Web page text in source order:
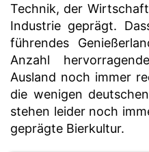
Technik, der
Industrie geprägt.
führendes
Anzahl
Ausland noch immer
die wenigen
stehen leider noch
geprägte Bierkultur.